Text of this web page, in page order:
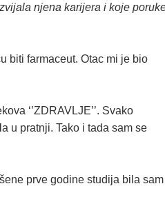
njena karijera i koje
biti farmaceut. Otac mi je bio
‘’ZDRAVLJE’’. Svako
u pratnji. Tako i tada sam se
prve godine studija bila sam